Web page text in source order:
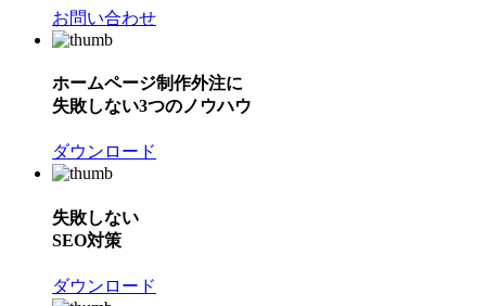
お問い合わせ
ホームページ制作外注に
失敗しない3つのノウハウ
ダウンロード
失敗しない
SEO対策
ダウンロード